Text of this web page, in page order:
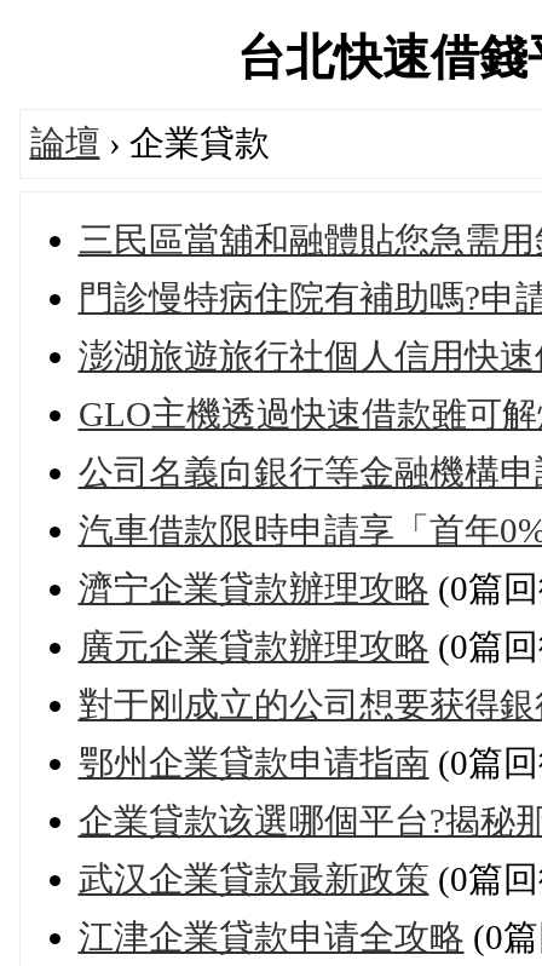
台北快速借
論壇 › 企業貸款
三民區當舖和融體貼您急需
門診慢特病住院有補助嗎?申
澎湖旅遊旅行社個人信用快
GLO主機透過快速借款雖可
公司名義向銀行等金融機構
汽車借款限時申請享「首年
濟宁企業貸款辦理攻略 (0篇
廣元企業貸款辦理攻略 (0篇
對于刚成立的公司想要获得
鄂州企業貸款申请指南 (0篇
企業貸款该選哪個平台?揭秘
武汉企業貸款最新政策 (0篇
江津企業貸款申请全攻略 (0